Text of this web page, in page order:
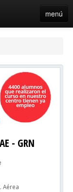
menú
- GRN
Aérea